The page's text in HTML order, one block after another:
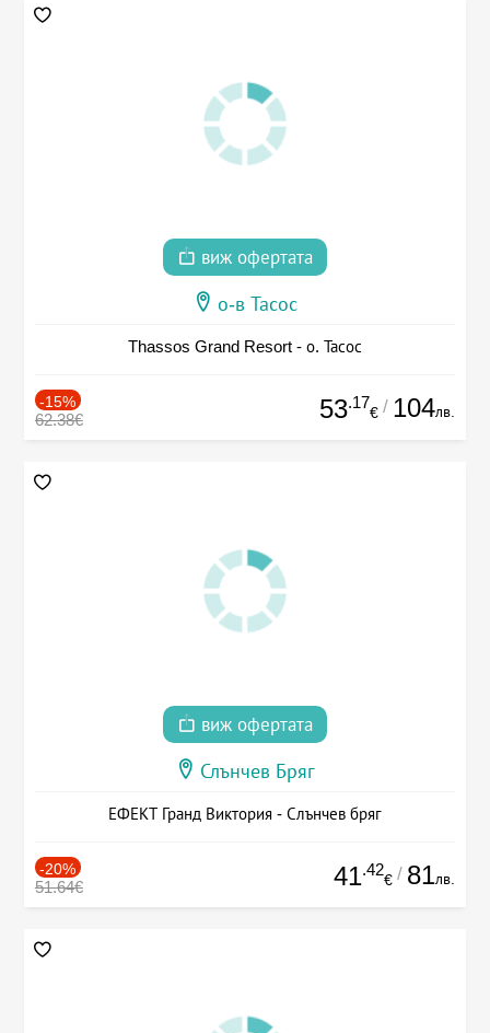
виж офертата
о-в Тасос
Thassos Grand Resort - о. Тасос
-15%
62.38€ 53.17
€ / 104лв.
виж офертата
Слънчев Бряг
ЕФЕКТ Гранд Виктория - Слънчев бряг
-20%
51.64€ 41.42
€ / 81лв.